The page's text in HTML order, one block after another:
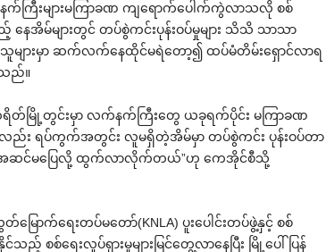
ြီးများမကြာခဏ ကျရောက်ပေါက်ကွဲလာသလို စစ်
မ်များတွင် တပ်စွဲကင်းပုန်းဝပ်မှုများ သိသိ သာသာ
သူများမှာ ဆက်လက်နေထိုင်မရဲတော့၍ ထပ်မံတိမ်းရှောင်လာရ
သည်။
တ်မြို့တွင်းမှာ လက်နက်ကြီးတွေ ယခုရက်ပိုင်း မကြာခဏ
း ရပ်ကွက်အတွင်း လူမရှိတဲ့အိမ်မှာ တပ်စွဲကင်း ပုန်းဝပ်တာ
အဆင်မပြေလို့ ထွက်လာလိုက်တယ်”ဟု ကေအိုင်စီသို့
ာက်ရေးတပ်မတော်(KNLA) ပူးပေါင်းတပ်ဖွဲ့နှင့် စစ်
စစ်ရေးလှုပ်ရှားမှုများမြင်တွေ့လာနေပြီး မြို့ပေါ် ပြန်